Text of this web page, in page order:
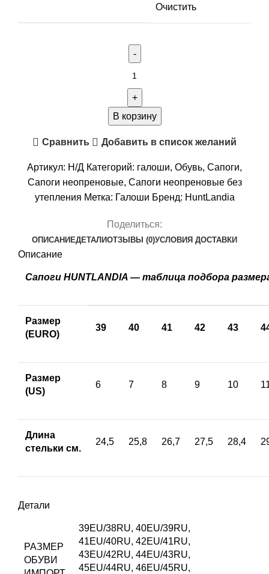
Очистить
Middle
В корзину
Сравнить Добавить в список желаний
Артикул: Н/Д Категорий: галоши, Обувь, Сапоги,
Сапоги неопреновые, Сапоги неопреновые без
утепления Метка: Галоши Бренд: HuntLandia
Поделиться:
ОПИСАНИЕДЕТАЛИОТЗЫВЫ (0)УСЛОВИЯ ДОСТАВКИ
Описание
Сапоги HUNTLANDIA — таблица подбора
Размер
(EURO)
39 40 41 42 43
Размер
(US)
6 7 8 9 10
Длина
стельки cм.
24,5 25,8 26,7 27,5 28,4
Детали
РАЗМЕР
ОБУВИ
39EU/38RU, 40EU/39RU,
41EU/40RU, 42EU/41RU,
43EU/42RU, 44EU/43RU,
45EU/44RU, 46EU/45RU,